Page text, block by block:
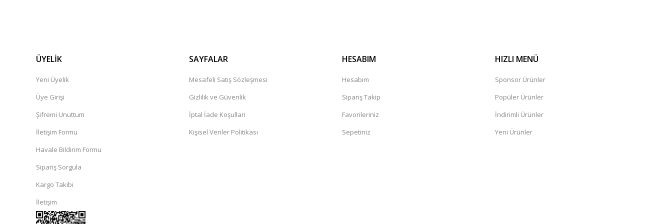
ÜYELİK
Yeni Üyelik
Üye Girişi
Şifremi Unuttum
İletişim Formu
Havale Bildirim Formu
Sipariş Sorgula
Kargo Takibi
İletişim
SAYFALAR
Mesafeli Satış Sözleşmesi
Gizlilik ve Güvenlik
İptal İade Koşullari
Kişisel Veriler Politikası
HESABIM
Hesabım
Sipariş Takip
Favorileriniz
Sepetiniz
HIZLI MENÜ
Sponsor Ürünler
Popüler Ürünler
İndirimli Ürünler
Yeni Ürünler